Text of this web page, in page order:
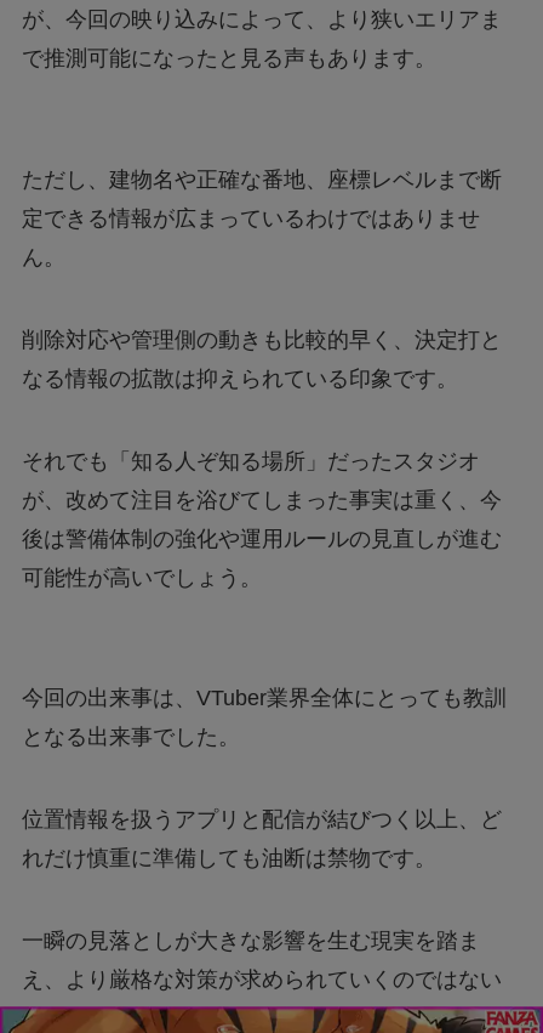
が、今回の映り込みによって、より狭いエリアま
で推測可能になったと見る声もあります。
ただし、建物名や正確な番地、座標レベルまで断
定できる情報が広まっているわけではありませ
ん。
削除対応や管理側の動きも比較的早く、決定打と
なる情報の拡散は抑えられている印象です。
それでも「知る人ぞ知る場所」だったスタジオ
が、改めて注目を浴びてしまった事実は重く、今
後は警備体制の強化や運用ルールの見直しが進む
可能性が高いでしょう。
今回の出来事は、VTuber業界全体にとっても教訓
となる出来事でした。
位置情報を扱うアプリと配信が結びつく以上、ど
れだけ慎重に準備しても油断は禁物です。
一瞬の見落としが大きな影響を生む現実を踏ま
え、より厳格な対策が求められていくのではない
でしょうか。